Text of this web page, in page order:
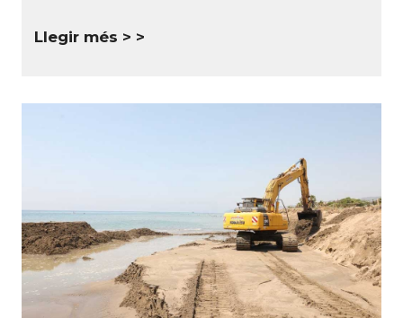
Llegir més >